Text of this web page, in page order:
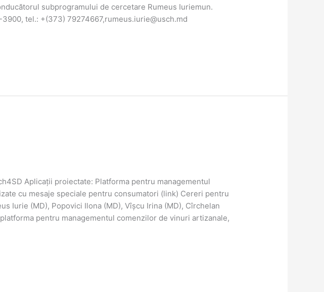
subprogramului de cercetare Rumeus Iuriemun.
tel.: +(373) 79274667,rumeus.iurie@usch.md
Aplicații proiectate: Platforma pentru managementul
cu mesaje speciale pentru consumatori (link) Cereri pentru
Iurie (MD), Popovici Ilona (MD), Vîșcu Irina (MD), Cîrchelan
pentru managementul comenzilor de vinuri artizanale,